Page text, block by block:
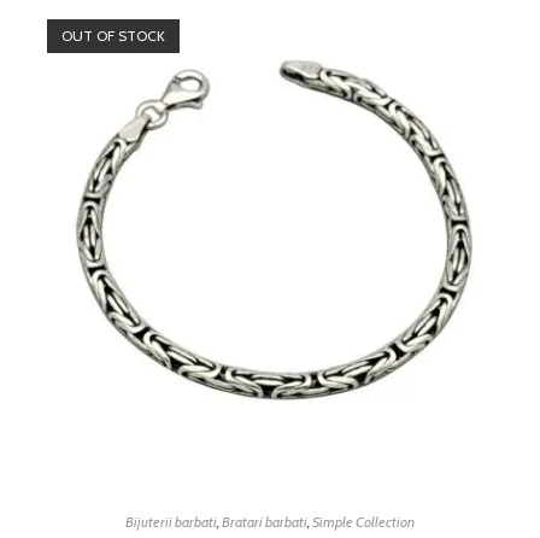
OUT OF STOCK
Bijuterii barbati Bratari barbati Simple Collection